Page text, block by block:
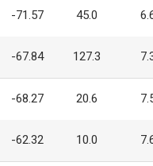
-71.57 45.0
-67.84 127.3
-68.27 20.6
-62.32 10.0